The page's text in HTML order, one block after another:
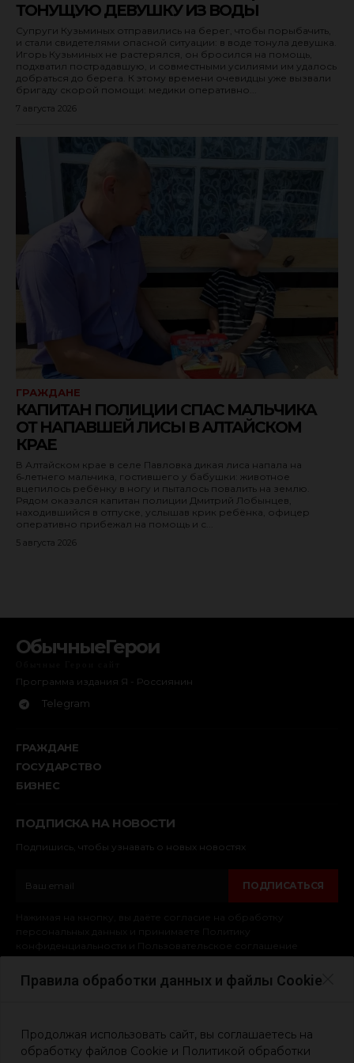
Правила обработки данных и файлы Cookie
Продолжая использовать сайт, вы соглашаетесь на
обработку файлов Cookie и Политикой обработки
Архангельская область
Курская область
Рязанская область
г. Санкт-Петербург
Республика Саха (Якутия)
Астраханская область
Ленинградская область
Еврейская автономная область
Республика Северная Осетия - Алания
Чукотский автономный округ
Республика Татарстан (Татарстан)
Брянская область
Магаданская область
Сахалинская область
Республика Крым
Республика Адыгея (Адыгея)
Республика Тыва
Владимирская область
Московская область
Волгоградская область
Мурманская область
Смоленская область
ТОНУЩУЮ ДЕВУШКУ ИЗ ВОДЫ
Супруги Кузьминых отправились на берег, чтобы порыбачить,
и стали свидетелями опасной ситуации: в воде тонула девушка.
Игорь Кузьминых не растерялся, он бросился на помощь,
подхватил пострадавшую, и совместными усилиями им удалось
добраться до берега. К этому времени очевидцы уже вызвали
бригаду скорой помощи: медики оперативно...
7 августа 2026
ГРАЖДАНЕ
КАПИТАН ПОЛИЦИИ СПАС МАЛЬЧИКА
ОТ НАПАВШЕЙ ЛИСЫ В АЛТАЙСКОМ
КРАЕ
В Алтайском крае в селе Павловка дикая лиса напала на
6‑летнего мальчика, гостившего у бабушки: животное
вцепилось ребёнку в ногу и пыталось повалить на землю.
Рядом оказался капитан полиции Дмитрий Лобынцев,
находившийся в отпуске, услышав крик ребёнка, офицер
оперативно прибежал на помощь и с...
5 августа 2026
ОбычныеГерои
Программа издания Я - Россиянин
Telegram
ГРАЖДАНЕ
ГОСУДАРСТВО
БИЗНЕС
ПОДПИСКА НА НОВОСТИ
Подпишись, чтобы узнавать о новых новостях
ПОДПИСАТЬСЯ
© 2025. Обычные Герои
Политика использования cookie-файлов